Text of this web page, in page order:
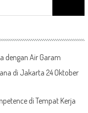
for:
dengan Air Garam
di Jakarta 24 Oktober
di Tempat Kerja